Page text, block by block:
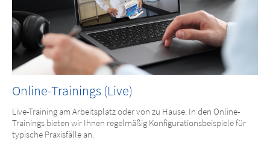
Online-Trainings (Live)
Live-Training am Arbeitsplatz oder von zu Hause. In den Online-
Trainings bieten wir Ihnen regelmäßig Konfigurationsbeispiele für
typische Praxisfälle an.